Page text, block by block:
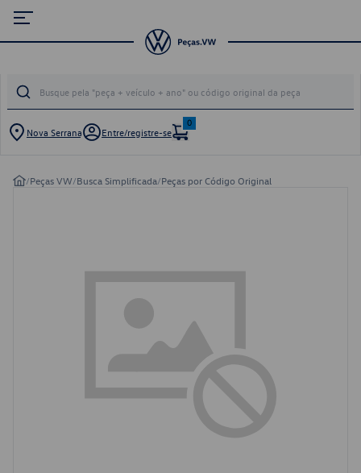
Nova Serrana Entre/registre-se
0
/Peças VW/Busca Simplificada/Peças por Código Original